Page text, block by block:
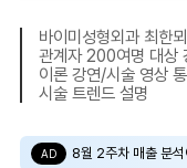
바이미성형외과 최한
관계자 200여명 대상
이론 강연/시술 영상
시술 트렌드 설명
AD 8월 2주차 매출 분